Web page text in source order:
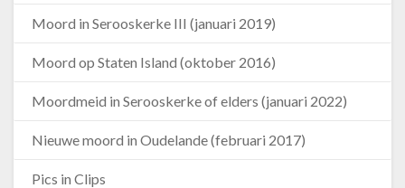
Moord in Serooskerke III (januari 2019)
Moord op Staten Island (oktober 2016)
Moordmeid in Serooskerke of elders (januari 2022)
Nieuwe moord in Oudelande (februari 2017)
Pics in Clips